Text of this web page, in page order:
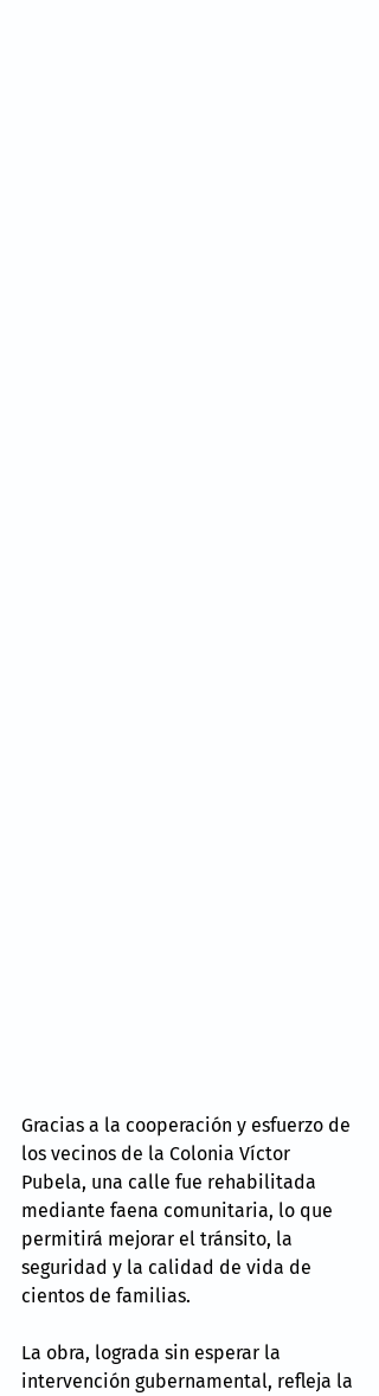
Gracias a la cooperación y esfuerzo de
los vecinos de la Colonia Víctor
Pubela, una calle fue rehabilitada
mediante faena comunitaria, lo que
permitirá mejorar el tránsito, la
seguridad y la calidad de vida de
cientos de familias.
La obra, lograda sin esperar la
intervención gubernamental, refleja la